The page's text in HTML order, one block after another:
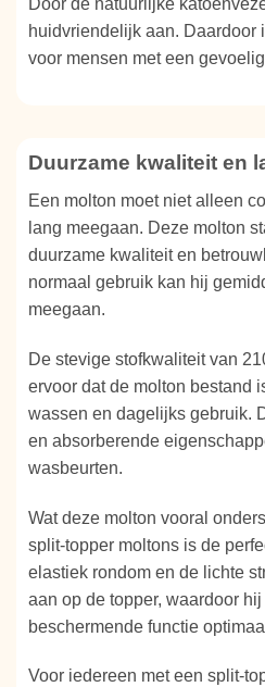
huidvriendelijk aan. Daardoor
voor mensen met een
Duurzame kwaliteit en
Een molton moet niet alleen
lang meegaan. Deze molton
duurzame kwaliteit en
normaal gebruik kan hij
meegaan.
De stevige stofkwaliteit van
ervoor dat de molton bestand
wassen en dagelijks gebruik.
en absorberende
wasbeurten.
Wat deze molton vooral
split-topper moltons is de
elastiek rondom en de lichte
aan op de topper, waardoor
beschermende functie
Voor iedereen met een split-